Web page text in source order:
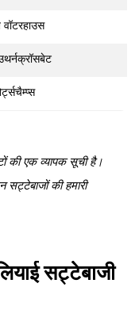
वॉटरहाउस
की एक व्यापक सूची है।
सट्टेबाजों की हमारी
सट्टेबाजी